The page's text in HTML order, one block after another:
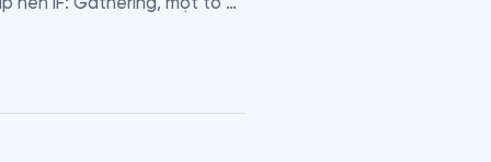
với những gì họ tin tưởng.
gia đình ở thành phố